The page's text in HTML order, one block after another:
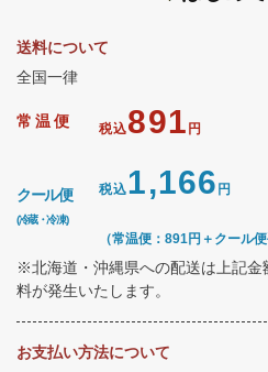
送料について
全国一律
常温便 税込891 円
クール便
(冷蔵・冷凍)
税込1,166 円
（常温便：891円＋クール
※北海道・沖縄県への配送は上記金
料が発生いたします。
お支払い方法について